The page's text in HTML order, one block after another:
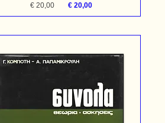
€ 20,00 € 20,00